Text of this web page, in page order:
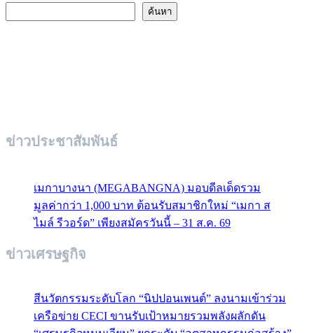
ค้นหา
ข่าวประชาสัมพันธ์
เมกาบางนา (MEGABANGNA) มอบดีลเด็ดรวม
มูลค่ากว่า 1,000 บาท ต้อนรับสมาชิกใหม่ “เมกา ส
ไมล์ รีวอร์ด” เพียงสมัครวันนี้ – 31 ส.ค. 69
ข่าวเศรษฐกิจ
สีนวัตกรรมระดับโลก “นิปปอนเพนต์” ลงนามเข้าร่วม
เครือข่าย CECI ขานรับเป้าหมายรวมพลังผลักดัน